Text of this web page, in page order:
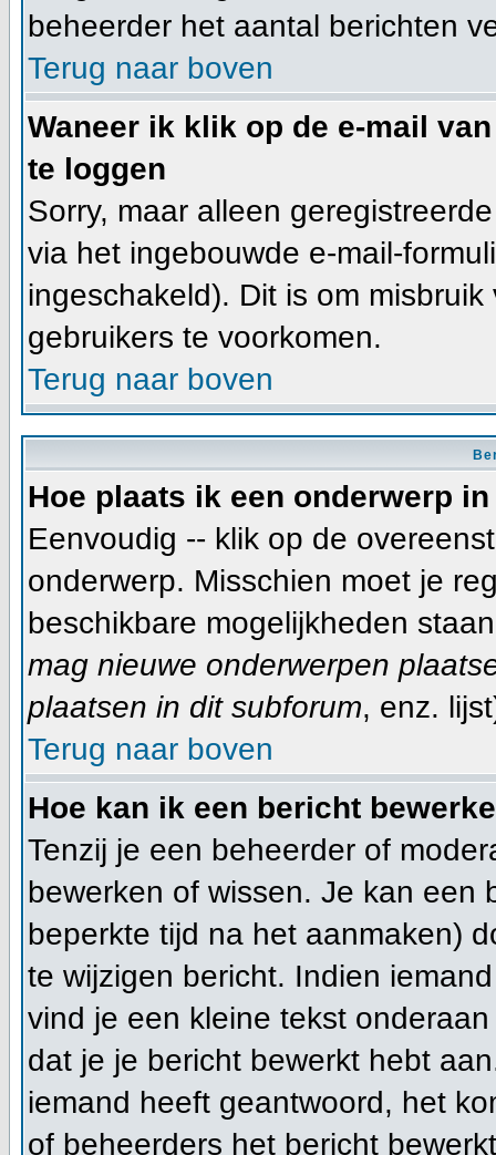
beheerder het aantal berichten
Terug naar boven
Waneer ik klik op de e-mail
te loggen
Sorry, maar alleen
via het ingebouwde e-mail-
ingeschakeld). Dit is om
gebruikers te voorkomen.
Terug naar boven
Hoe plaats ik een onderwerp
Eenvoudig -- klik op de
onderwerp. Misschien moet je
beschikbare mogelijkheden
mag nieuwe onderwerpen
plaatsen in dit subforum, enz.
Terug naar boven
Hoe kan ik een bericht
Tenzij je een beheerder of
bewerken of wissen. Je kan een
beperkte tijd na het aanmaken)
te wijzigen bericht. Indien
vind je een kleine tekst
dat je je bericht bewerkt hebt
iemand heeft geantwoord, het
of beheerders het bericht